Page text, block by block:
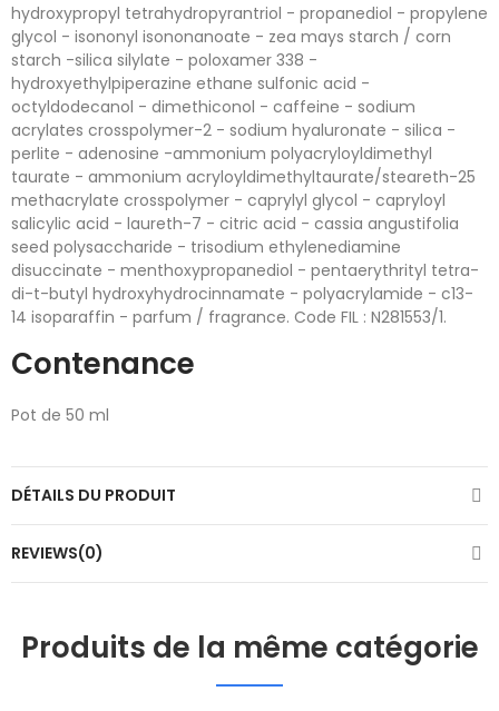
hydroxypropyl tetrahydropyrantriol - propanediol - propylene
glycol - isononyl isononanoate - zea mays starch / corn
starch -silica silylate - poloxamer 338 -
hydroxyethylpiperazine ethane sulfonic acid -
octyldodecanol - dimethiconol - caffeine - sodium
acrylates crosspolymer-2 - sodium hyaluronate - silica -
perlite - adenosine -ammonium polyacryloyldimethyl
taurate - ammonium acryloyldimethyltaurate/steareth-25
methacrylate crosspolymer - caprylyl glycol - capryloyl
salicylic acid - laureth-7 - citric acid - cassia angustifolia
seed polysaccharide - trisodium ethylenediamine
disuccinate - menthoxypropanediol - pentaerythrityl tetra-
di-t-butyl hydroxyhydrocinnamate - polyacrylamide - c13-
14 isoparaffin - parfum / fragrance. Code FIL : N281553/1.
Contenance
Pot de 50 ml
DÉTAILS DU PRODUIT
REVIEWS(0)
Produits de la même catégorie